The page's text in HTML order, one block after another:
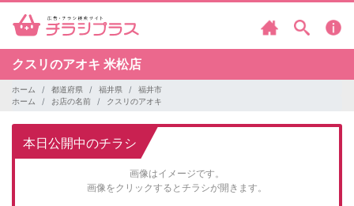
クスリのアオキ 米松店
ホーム 都道府県 福井県
福井市
ホーム
お店の名前 クスリのアオキ
本日公開中のチラシ
画像はイメージです。
画像をクリックするとチラシが開きます。